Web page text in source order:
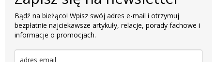
Bądź na bieżąco! Wpisz swój adres e-mail i otrzymuj
bezpłatnie najciekawsze artykuły, relacje, porady fachowe i
informacje o promocjach.